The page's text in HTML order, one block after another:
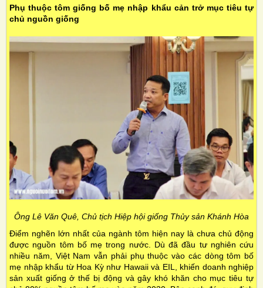
Phụ thuộc tôm giống bố mẹ nhập khẩu cản trở mục tiêu tự
chủ nguồn giống
Ông Lê Văn Quê, Chủ tịch Hiệp hội giống Thủy sản Khánh Hòa
Điểm nghẽn lớn nhất của ngành tôm hiện nay là chưa chủ động
được nguồn tôm bố mẹ trong nước. Dù đã đầu tư nghiên cứu
nhiều năm, Việt Nam vẫn phải phụ thuộc vào các dòng tôm bố
mẹ nhập khẩu từ Hoa Kỳ như Hawaii và EIL, khiến doanh nghiệp
sản xuất giống ở thế bị động và gây khó khăn cho mục tiêu tự